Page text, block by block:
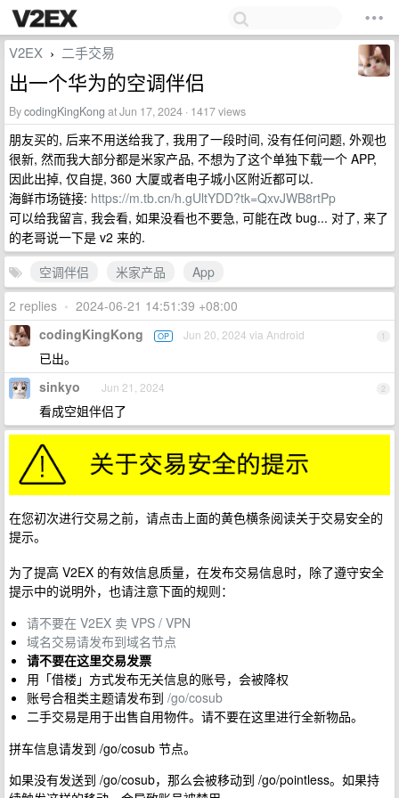
V2EX › 二手交易
出一个华为的空调伴侣
BycodingKingKong at Jun 17, 2024 · 1417 views
朋友买的, 后来不用送给我了, 我用了一段时间, 没有任何问题, 外观也
很新, 然而我大部分都是米家产品, 不想为了这个单独下载一个 APP,
因此出掉, 仅自提, 360 大厦或者电子城小区附近都可以.
海鲜市场链接: https://m.tb.cn/h.gUltYDD?tk=QxvJWB8rtPp
可以给我留言, 我会看, 如果没看也不要急, 可能在改 bug... 对了, 来了
的老哥说一下是 v2 来的.
空调伴侣
米家产品
App
2 replies • 2024-06-21 14:51:39 +08:00
1
codingKingKong OP Jun 20, 2024 via Android
已出。
2
sinkyo Jun 21, 2024
看成空姐伴侣了
在您初次进行交易之前，请点击上面的黄色横条阅读关于交易安全的
提示。
为了提高 V2EX 的有效信息质量，在发布交易信息时，除了遵守安全
提示中的说明外，也请注意下面的规则：
请不要在 V2EX 卖 VPS / VPN
域名交易请发布到域名节点
请不要在这里交易发票
用「借楼」方式发布无关信息的账号，会被降权
账号合租类主题请发布到 /go/cosub
二手交易是用于出售自用物件。请不要在这里进行全新物品。
拼车信息请发到 /go/cosub 节点。
如果没有发送到 /go/cosub，那么会被移动到 /go/pointless。如果持